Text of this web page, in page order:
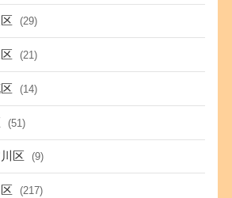
(29)
(21)
(14)
(51)
区 (9)
(217)